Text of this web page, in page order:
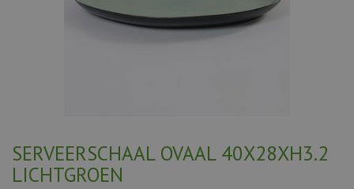
SERVEERSCHAAL OVAAL 40X28XH3.2
LICHTGROEN